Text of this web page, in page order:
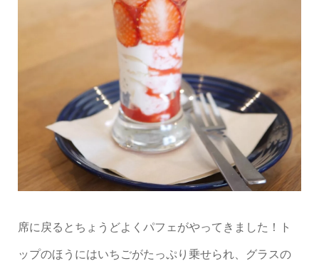
席に戻るとちょうどよくパフェがやってきました！ト
ップのほうにはいちごがたっぷり乗せられ、グラスの